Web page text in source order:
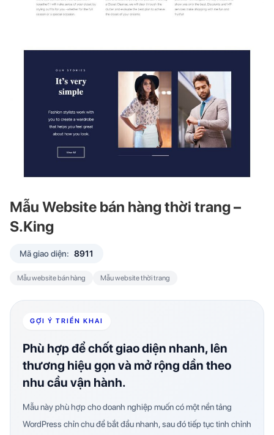
Mẫu Website bán hàng thời trang –
S.King
Mã giao diện: 8911
Mẫu website bán hàng Mẫu website thời trang
GỢI Ý TRIỂN KHAI
Phù hợp để chốt giao diện nhanh, lên
thương hiệu gọn và mở rộng dần theo
nhu cầu vận hành.
Mẫu này phù hợp cho doanh nghiệp muốn có một nền tảng
WordPress chỉn chu để bắt đầu nhanh, sau đó tiếp tục tinh chỉnh